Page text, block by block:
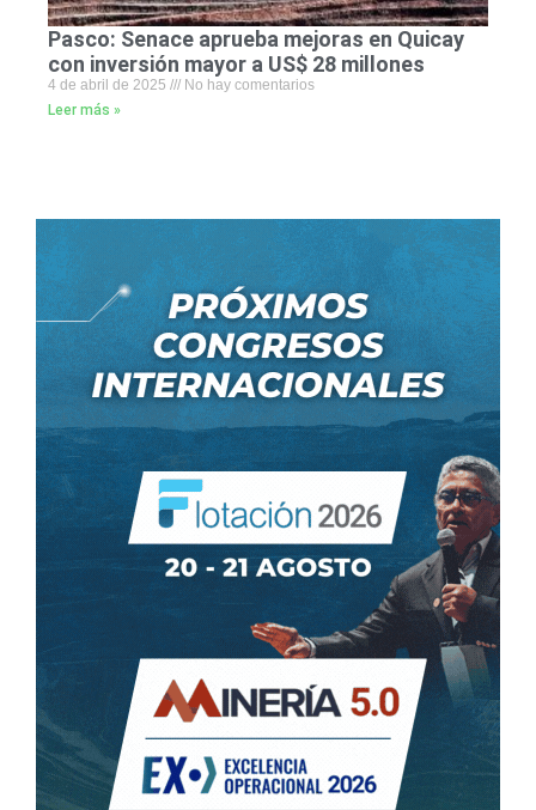
Pasco: Senace aprueba mejoras en Quicay
con inversión mayor a US$ 28 millones
4 de abril de 2025
No hay comentarios
Leer más »